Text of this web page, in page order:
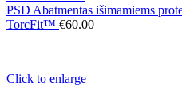
PSD Abatmentas išimamiems
TorcFit™ €60.00
Click to enlarge